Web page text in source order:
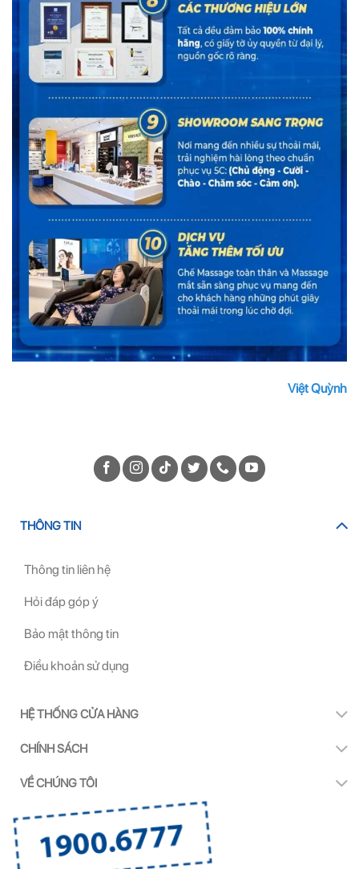
Việt Quỳnh
THÔNG TIN
Thông tin liên hệ
Hỏi đáp góp ý
Bảo mật thông tin
Điều khoản sử dụng
HỆ THỐNG CỬA HÀNG
CHÍNH SÁCH
VỀ CHÚNG TÔI